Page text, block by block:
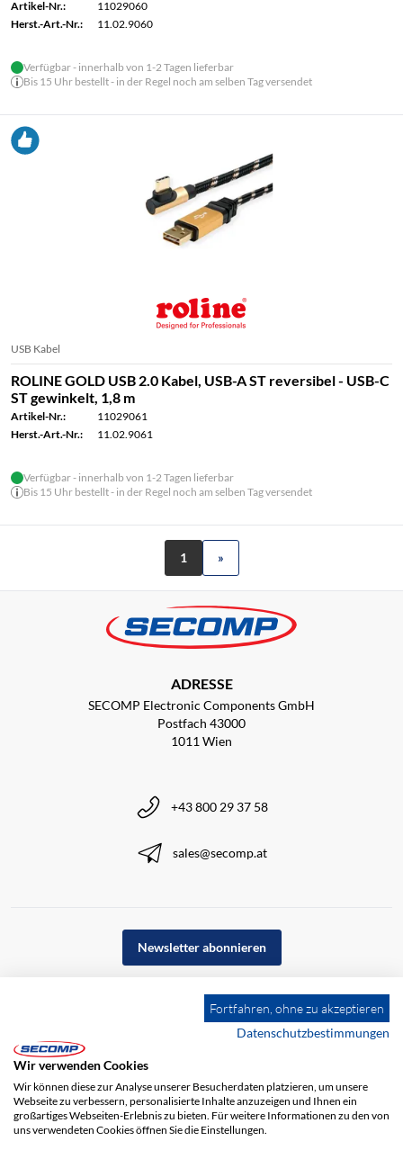
Artikel-Nr.:
11029060
Herst.-Art.-Nr.:
11.02.9060
Verfügbar - innerhalb von 1-2 Tagen lieferbar
Bis 15 Uhr bestellt - in der Regel noch am selben Tag versendet
USB Kabel
ROLINE GOLD USB 2.0 Kabel, USB-A ST reversibel - USB-C
ST gewinkelt, 1,8 m
Artikel-Nr.:
11029061
Herst.-Art.-Nr.:
11.02.9061
Verfügbar - innerhalb von 1-2 Tagen lieferbar
Bis 15 Uhr bestellt - in der Regel noch am selben Tag versendet
1 »
ADRESSE
SECOMP Electronic Components GmbH
Postfach 43000
1011 Wien
+43 800 29 37 58
sales@secomp.at
Newsletter abonnieren
Fortfahren, ohne zu akzeptieren
Datenschutzbestimmungen
Wir verwenden Cookies
Wir können diese zur Analyse unserer Besucherdaten platzieren, um unsere
Webseite zu verbessern, personalisierte Inhalte anzuzeigen und Ihnen ein
großartiges Webseiten-Erlebnis zu bieten. Für weitere Informationen zu den von
uns verwendeten Cookies öffnen Sie die Einstellungen.